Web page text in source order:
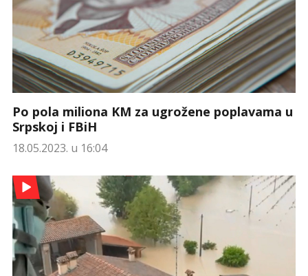
Po pola miliona KM za ugrožene poplavama u
Srpskoj i FBiH
18.05.2023. u 16:04